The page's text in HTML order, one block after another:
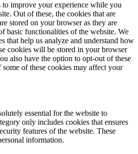
to improve your experience while you
Out of these, the cookies that are
stored on your browser as they are
basic functionalities of the website. We
that help us analyze and understand how
cookies will be stored in your browser
also have the option to opt-out of these
of these cookies may affect your
essential for the website to
only includes cookies that ensures
features of the website. These
information.